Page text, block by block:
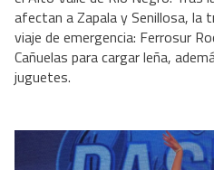
afectan a Zapala y Senillosa, la
viaje de emergencia: Ferrosur
Cañuelas para cargar leña,
juguetes.